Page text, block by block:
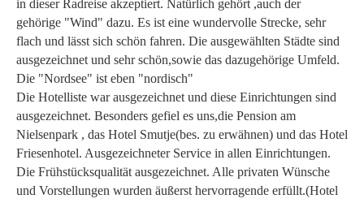
in dieser Radreise akzeptiert. Natürlich gehört ,auch der
gehörige "Wind" dazu. Es ist eine wundervolle Strecke, sehr
flach und lässt sich schön fahren. Die ausgewählten Städte sind
ausgezeichnet und sehr schön,sowie das dazugehörige Umfeld.
Die "Nordsee" ist eben "nordisch"
Die Hotelliste war ausgezeichnet und diese Einrichtungen sind
ausgezeichnet. Besonders gefiel es uns,die Pension am
Nielsenpark , das Hotel Smutje(bes. zu erwähnen) und das Hotel
Friesenhotel. Ausgezeichneter Service in allen Einrichtungen.
Die Frühstücksqualität ausgezeichnet. Alle privaten Wünsche
und Vorstellungen wurden äußerst hervorragende erfüllt.(Hotel